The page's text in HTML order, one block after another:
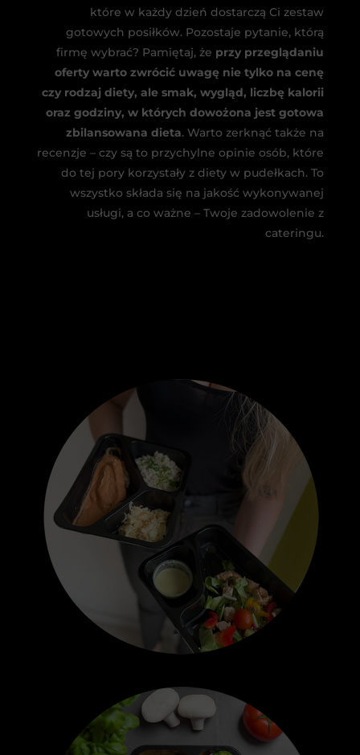
które w każdy dzień dostarczą Ci zestaw
gotowych posiłków. Pozostaje pytanie, którą
firmę wybrać? Pamiętaj, że przy przeglądaniu
oferty warto zwrócić uwagę nie tylko na cenę
czy rodzaj diety, ale smak, wygląd, liczbę kalorii
oraz godziny, w których dowożona jest gotowa
zbilansowana dieta. Warto zerknąć także na
recenzje – czy są to przychylne opinie osób, które
do tej pory korzystały z diety w pudełkach. To
wszystko składa się na jakość wykonywanej
usługi, a co ważne – Twoje zadowolenie z
cateringu.